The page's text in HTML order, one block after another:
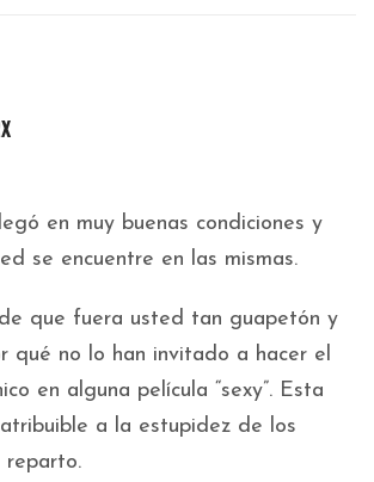
en muy buenas condiciones y
se encuentre en las mismas.
que fuera usted tan guapetón y
qué no lo han invitado a hacer el
en alguna película “sexy”. Esta
a la estupidez de los
reparto.